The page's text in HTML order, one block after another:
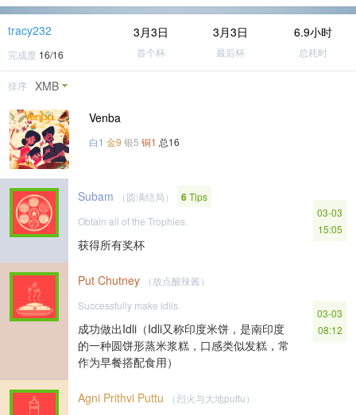
tracy232
完成度 16/16
3月3日
首个杯
3月3日
最后杯
6.9小时
总耗时
排序 XMB
Venba
白1 金9 银5 铜1 总16
Subam （圆满结局） 6Tips
Obtain all of the Trophies.
获得所有奖杯
03-03
15:05
Put Chutney
（放点酸辣酱）
Successfully make idlis.
成功做出Idli（Idli又称印度米饼，是南印度
的一种圆饼形蒸米浆糕，口感类似发糕，常
作为早餐搭配食用）
03-03
08:12
Agni Prithvi Puttu
（烈火与大地puttu）